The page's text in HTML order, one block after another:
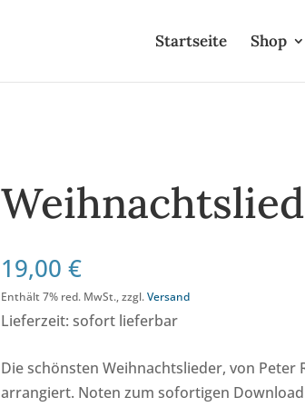
Startseite Shop
19,00€
Enthält 7% red. MwSt., zzgl.Versand
Lieferzeit: sofort lieferbar
Die schönsten Weihnachtslieder, von
arrangiert. Noten zum sofortigen